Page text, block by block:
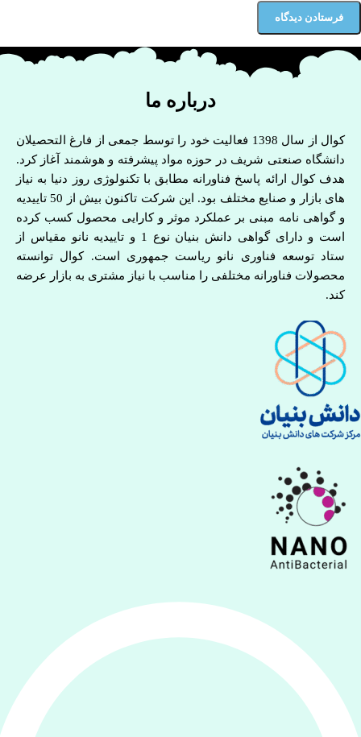
درباره ما
کوال از سال 1398 فعالیت خود را توسط جمعی از فارغ التحصیلان
دانشگاه صنعتی شریف در حوزه مواد پیشرفته و هوشمند آغاز کرد.
هدف کوال ارائه پاسخ فناورانه مطابق با تکنولوژی روز دنیا به نیاز
های بازار و صنایع مختلف بود. این شرکت تاکنون بیش از 50 تاییدیه
و گواهی نامه مبنی بر عملکرد موثر و کارایی محصول کسب کرده
است و دارای گواهی دانش بنیان نوع 1 و تاییدیه نانو مقیاس از
ستاد توسعه فناوری نانو ریاست جمهوری است. کوال توانسته
محصولات فناورانه مختلفی را مناسب با نیاز مشتری به بازار عرضه
کند.